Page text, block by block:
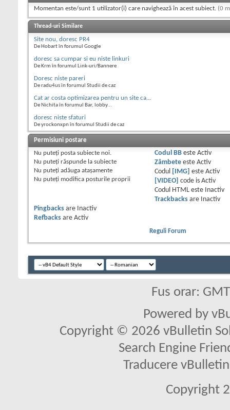
Momentan este/sunt 1 utilizator(i) care navighează în acest subiect. (0
Thread-uri Similare
Site nou, doresc PR4
De Hobart în forumul Google
doresc sa cumpar si eu niste linkuri
De Krm în forumul Link-uri/Bannere
Doresc niste pareri
De radu4us în forumul Studii de caz
Cat ar costa optimizarea pentru un site ca...
De Nichita în forumul Bar, lobby...
doresc niste sfaturi
De yrockonxpn în forumul Studii de caz
Permisiuni postare
Nu puteţi posta subiecte noi.
Nu puteţi răspunde la subiecte
Nu puteţi adăuga ataşamente
Nu puteţi modifica posturile proprii
Codul BBeste Activ
Zâmbeteeste Activ
Codul
[IMG] este Activ
[VIDEO]
code is Activ
Codul HTML este
Inactiv
Trackbacksare
Inactiv
Pingbacks are
Inactiv
Refbacks are Activ
Reguli Forum
Fus orar:
Powered by
Copyright © 2026 vBulletin
Search Engine
Traducere
Copyright